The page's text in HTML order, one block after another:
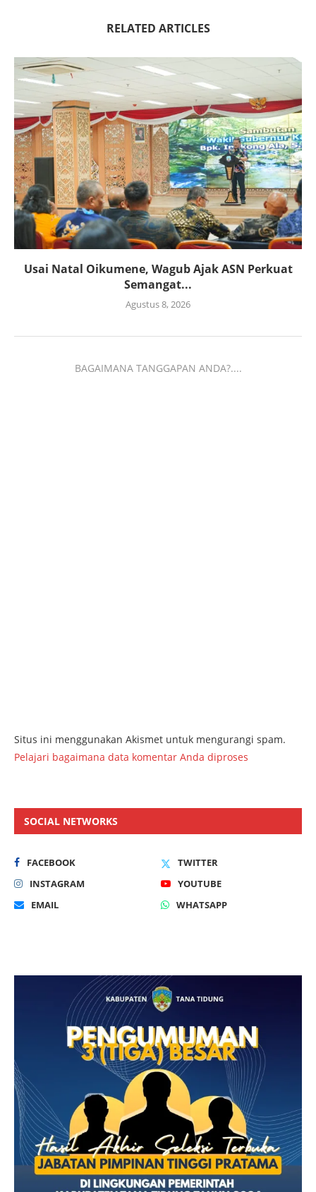
RELATED ARTICLES
Usai Natal Oikumene, Wagub Ajak ASN Perkuat
Semangat...
Agustus 8, 2026
BAGAIMANA TANGGAPAN ANDA?....
Situs ini menggunakan Akismet untuk mengurangi spam.
Pelajari bagaimana data komentar Anda diproses
SOCIAL NETWORKS
FACEBOOK
TWITTER
INSTAGRAM
YOUTUBE
EMAIL
WHATSAPP